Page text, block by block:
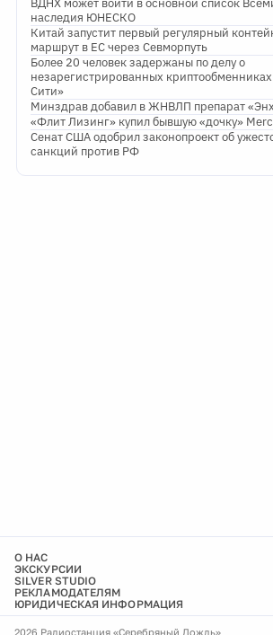
ВДНХ может войти в основной список
наследия ЮНЕСКО
Китай запустит первый регулярный
маршрут в ЕС через Севморпуть
Более 20 человек задержаны по делу о
незарегистрированных
Сити»
Минздрав добавил в ЖНВЛП препарат
«Флит Лизинг» купил бывшую «дочку»
Сенат США одобрил законопроект об
санкций против РФ
О НАС
ЭКСКУРСИИ
SILVER STUDIO
РЕКЛАМОДАТЕЛЯМ
ЮРИДИЧЕСКАЯ ИНФОРМАЦИЯ
2026 Радиостанция «Серебряный Дождь»